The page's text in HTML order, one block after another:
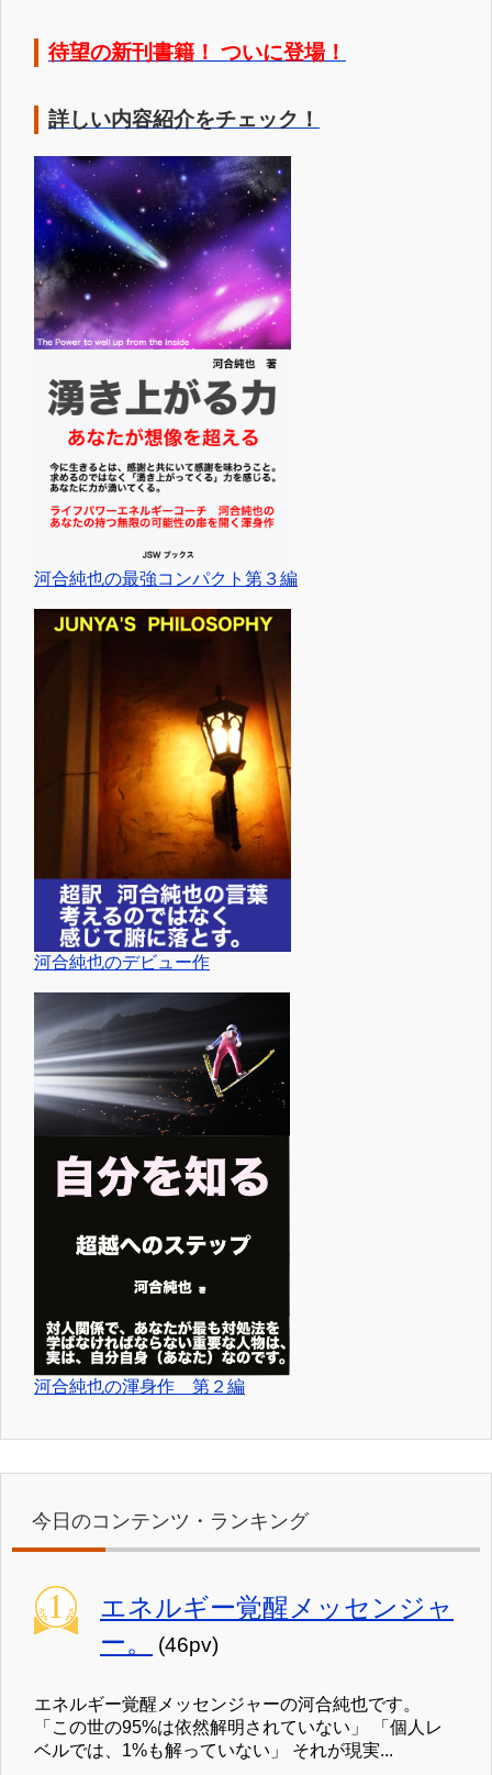
待望の新刊書籍！ ついに登場！
詳しい内容紹介をチェック！
河合純也の最強コンパクト第３編
河合純也のデビュー作
河合純也の渾身作 第２編
今日のコンテンツ・ランキング
エネルギー覚醒メッセンジャ
ー。
(46pv)
エネルギー覚醒メッセンジャーの河合純也です。
「この世の95%は依然解明されていない」 「個人レ
ベルでは、1%も解っていない」 それが現実...